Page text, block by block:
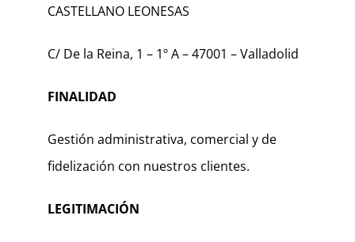
CASTELLANO LEONESAS
C/ De la Reina, 1 – 1º A – 47001 – Valladolid
FINALIDAD
Gestión administrativa, comercial y de
fidelización con nuestros clientes.
LEGITIMACIÓN